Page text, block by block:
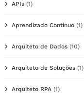
APIs (1)
Aprendizado Contínuo (1)
Arquiteto de Dados (10)
Arquiteto de Soluções (1)
Arquiteto RPA (1)